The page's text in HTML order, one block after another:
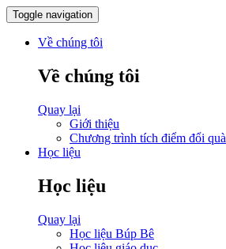
Toggle navigation
Về chúng tôi
Về chúng tôi
Quay lại
Giới thiệu
Chương trình tích điểm đổi quà
Học liệu
Học liệu
Quay lại
Học liệu Búp Bê